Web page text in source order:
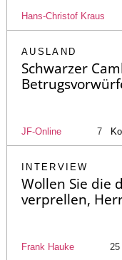
Hans-Christof Kraus
AUSLAND
Schwarzer
JF-Online 7
INTERVIEW
Wollen Sie die
verprellen,
Frank Hauke 25